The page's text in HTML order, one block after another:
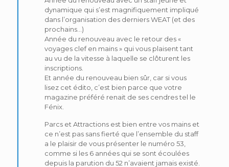
dynamique qui s’est magnifiquement impliqué
dans l’organisation des derniers WEAT (et des
prochains…)
Année du renouveau avec le retour des «
voyages clef en mains » qui vous plaisent tant
au vu de la vitesse à laquelle se clôturent les
inscriptions.
Et année du renouveau bien sûr, car si vous
lisez cet édito, c’est bien parce que votre
magazine préféré renait de ses cendres tel le
Fénix.
Parcs et Attractions est bien entre vos mains et
ce n’est pas sans fierté que l’ensemble du staff
a le plaisir de vous présenter le numéro 53,
comme si les 6 années qui se sont écoulées
depuis la parution du 52 n’avaient jamais existé.